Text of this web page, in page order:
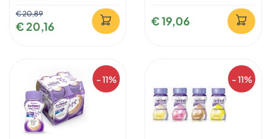
€ 20,89
€ 20,16 € 19,06
- 11% - 11%